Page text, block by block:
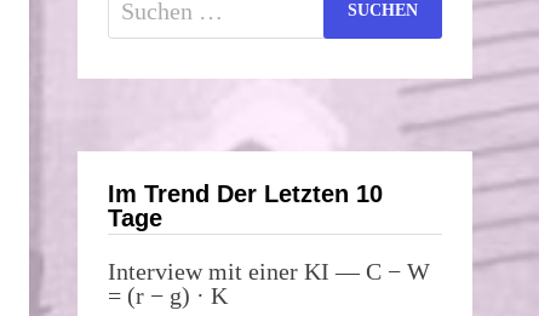
nach:
Im Trend Der Letzten 10
Tage
Interview mit einer KI — C − W
= (r − g) · K